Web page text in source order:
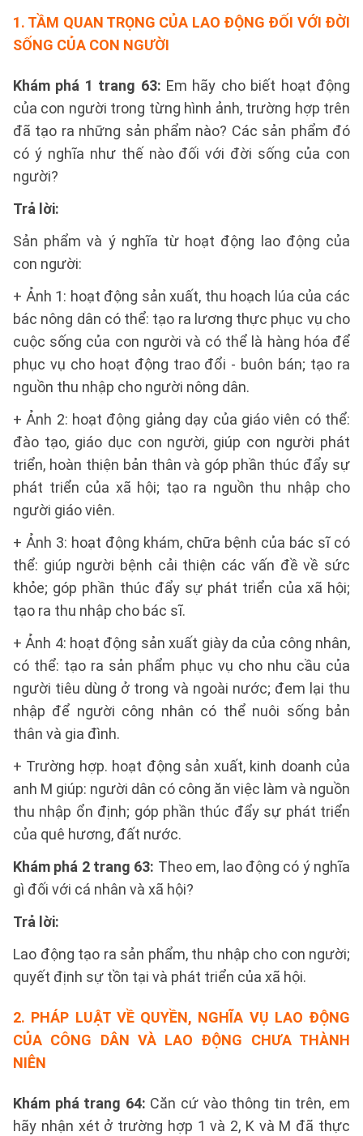
1. TẦM QUAN TRỌNG CỦA LAO ĐỘNG ĐỐI VỚI ĐỜI
SỐNG CỦA CON NGƯỜI
Khám phá 1 trang 63: Em hãy cho biết hoạt động
của con người trong từng hình ảnh, trường hợp trên
đã tạo ra những sản phẩm nào? Các sản phẩm đó
có ý nghĩa như thế nào đối với đời sống của con
người?
Trả lời:
Sản phẩm và ý nghĩa từ hoạt động lao động của
con người:
+ Ảnh 1: hoạt động sản xuất, thu hoạch lúa của các
bác nông dân có thể: tạo ra lương thực phục vụ cho
cuộc sống của con người và có thể là hàng hóa để
phục vụ cho hoạt động trao đổi - buôn bán; tạo ra
nguồn thu nhập cho người nông dân.
+ Ảnh 2: hoạt động giảng dạy của giáo viên có thể:
đào tạo, giáo dục con người, giúp con người phát
triển, hoàn thiện bản thân và góp phần thúc đẩy sự
phát triển của xã hội; tạo ra nguồn thu nhập cho
người giáo viên.
+ Ảnh 3: hoạt động khám, chữa bệnh của bác sĩ có
thể: giúp người bệnh cải thiện các vấn đề về sức
khỏe; góp phần thúc đẩy sự phát triển của xã hội;
tạo ra thu nhập cho bác sĩ.
+ Ảnh 4: hoạt động sản xuất giày da của công nhân,
có thể: tạo ra sản phẩm phục vụ cho nhu cầu của
người tiêu dùng ở trong và ngoài nước; đem lại thu
nhập để người công nhân có thể nuôi sống bản
thân và gia đình.
+ Trường hợp. hoạt động sản xuất, kinh doanh của
anh M giúp: người dân có công ăn việc làm và nguồn
thu nhập ổn định; góp phần thúc đẩy sự phát triển
của quê hương, đất nước.
Khám phá 2 trang 63: Theo em, lao động có ý nghĩa
gì đối với cá nhân và xã hội?
Trả lời:
Lao động tạo ra sản phẩm, thu nhập cho con người;
quyết định sự tồn tại và phát triển của xã hội.
2. PHÁP LUẬT VỀ QUYỀN, NGHĨA VỤ LAO ĐỘNG
CỦA CÔNG DÂN VÀ LAO ĐỘNG CHƯA THÀNH
NIÊN
Khám phá trang 64: Căn cứ vào thông tin trên, em
hãy nhận xét ở trường hợp 1 và 2, K và M đã thực